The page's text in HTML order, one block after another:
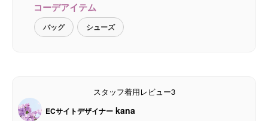
コーデアイテム
バッグ シューズ
スタッフ着用レビュー3
ECサイトデザイナー kana